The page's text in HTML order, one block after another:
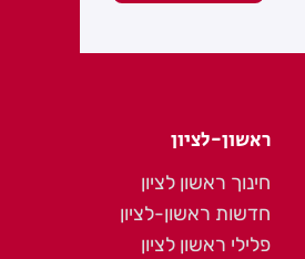
ראשון-לציון
חינוך ראשון לציון
חדשות ראשון-לציון
פלילי ראשון לציון